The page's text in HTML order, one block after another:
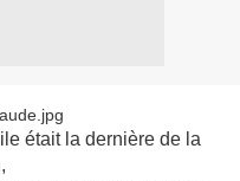
était la dernière de la